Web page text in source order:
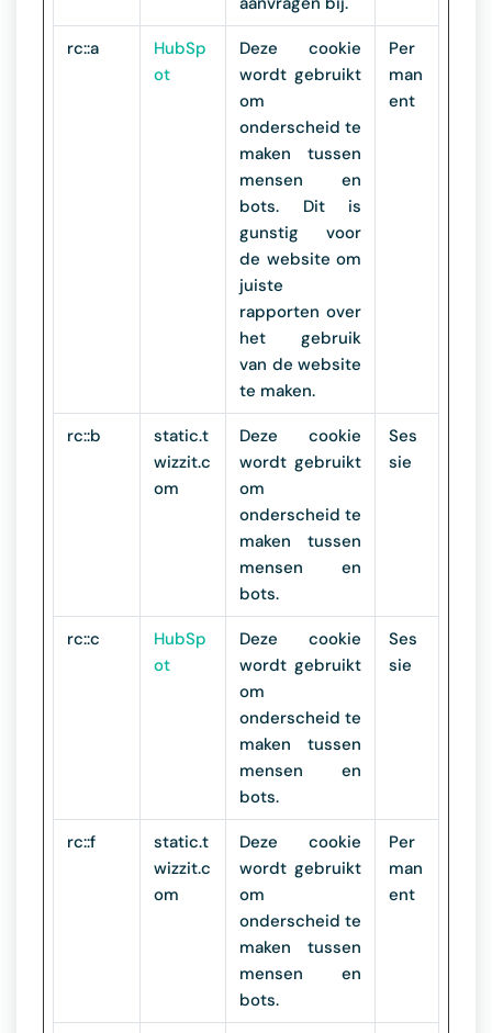
rc::a
HubSp
ot
Deze cookie
wordt gebruikt
om
onderscheid te
maken tussen
mensen en
bots. Dit is
gunstig voor
de website om
juiste
rapporten over
het gebruik
van de website
te maken.
Per
man
ent
rc::b
static.t
wizzit.c
om
Deze cookie
wordt gebruikt
om
onderscheid te
maken tussen
mensen en
bots.
Ses
sie
rc::c
HubSp
ot
Deze cookie
wordt gebruikt
om
onderscheid te
maken tussen
mensen en
bots.
Ses
sie
rc::f
static.t
wizzit.c
om
Deze cookie
wordt gebruikt
om
onderscheid te
maken tussen
mensen en
bots.
Per
man
ent